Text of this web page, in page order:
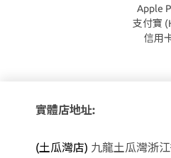
Apple
支付寶
信用
實體店地址:
(土瓜灣店) 九龍土瓜灣浙